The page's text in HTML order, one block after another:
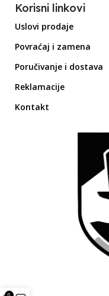
Korisni linkovi
Uslovi prodaje
Povraćaj i zamena
Poručivanje i dostava
Reklamacije
Kontakt